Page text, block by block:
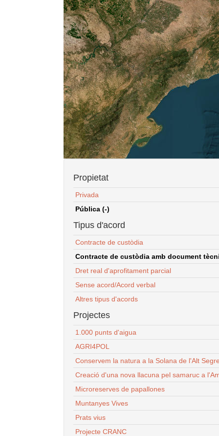
Propietat
Privada
Pública (-)
Tipus d'acord
Contracte de custòdia
Contracte de custòdia amb document
Dret real d'aprofitament parcial
Sense acord/Acord verbal
Altres tipus d'acords
Projectes
1.000 punts d'aigua
AGRI4POL
Conservem la natura a la Solana de l'Alt
Creació d'una nova llacuna pel samaruc a
Microreserves de papallones
Muntanyes Vives
Prats vius
Projecte CRANC